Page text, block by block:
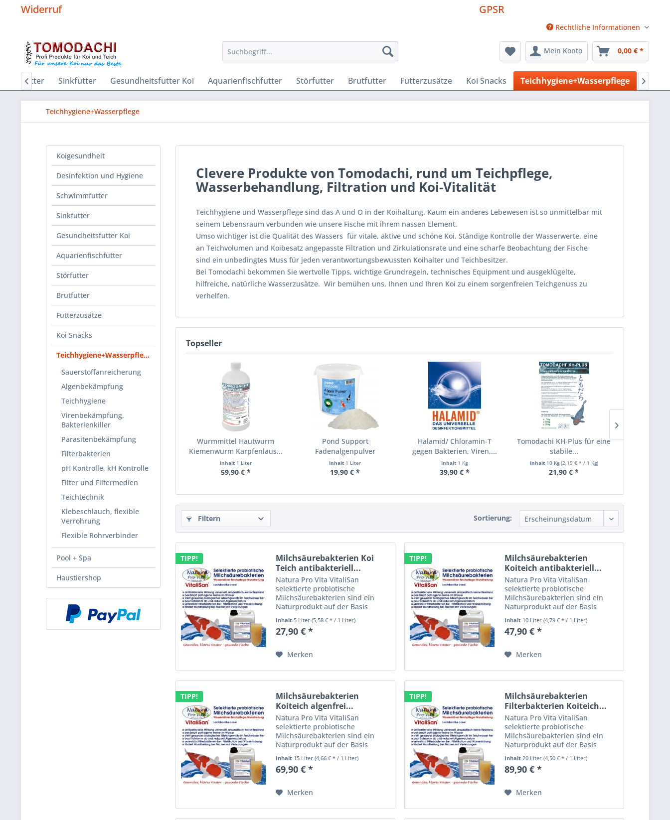
Widerruf GPSR
Rechtliche Informationen
Mein Konto 0,00 € *
Sinkfutter Gesundheitsfutter Koi Aquarienfischfutter Störfutter Brutfutter Futterzusätze Koi Snacks Teichhygiene+Wasserpflege Pool +
 
Teichhygiene+Wasserpflege
Koigesundheit
Desinfektion und Hygiene
Schwimmfutter
Sinkfutter
Gesundheitsfutter Koi
Aquarienfischfutter
Störfutter
Brutfutter
Futterzusätze
Koi Snacks
Teichhygiene+Wasserpflege
Sauerstoffanreicherung
Algenbekämpfung
Teichhygiene
Virenbekämpfung,
Bakterienkiller
Parasitenbekämpfung
Filterbakterien
pH Kontrolle, kH Kontrolle
Filter und Filtermedien
Teichtechnik
Klebeschlauch, flexible
Verrohrung
Flexible Rohrverbinder
Pool + Spa
Haustiershop
Clevere Produkte von Tomodachi, rund um Teichpflege,
Wasserbehandlung, Filtration und Koi-Vitalität
Teichhygiene und Wasserpflege sind das A und O in der Koihaltung. Kaum ein anderes Lebewesen ist so unmittelbar mit
seinem Lebensraum verbunden wie unsere Fische mit ihrem nassen Element.
Umso wichtiger ist die Qualität des Wassers für vitale, aktive und schöne Koi. Ständige Kontrolle der Wasserwerte, eine
an Teichvolumen und Koibesatz angepasste Filtration und Zirkulationsrate und eine scharfe Beobachtung der Fische
sind ein unbedingtes Muss für jeden verantwortungsbewussten Koihalter und Teichbesitzer.
Bei Tomodachi bekommen Sie wertvolle Tipps, wichtige Grundregeln, technisches Equipment und ausgeklügelte,
hilfreiche, natürliche Wasserzusätze. Wir bemühen uns, Ihnen und Ihren Koi zu einem sorgenfreien Teichgenuss zu
verhelfen.
Topseller
Wurmmittel Hautwurm
Kiemenwurm Karpfenlaus...
Inhalt 1 Liter
59,90 € *
Pond Support
Fadenalgenpulver
mineralisch gegen...
Inhalt 1 Liter
19,90 € *
Halamid/ Chloramin-T
gegen Bakterien, Viren,...
Inhalt 1 Kg
39,90 € *
Tomodachi KH-Plus für eine
stabile...
Inhalt 10 Kg(2,19 € * / 1 Kg)
21,90 € *
Filtern Sortierung:
TIPP!
Milchsäurebakterien Koi
Teich antibakteriell...
Natura Pro Vita VitaliSan
selektierte probiotische
Milchsäurebakterien sind ein
Naturprodukt auf der Basis
enzymatisch gesteuerter
heterofermentativer
Bakterienkulturen. VitaliSan -
(lactobacillus casei)...
Inhalt5 Liter(5,58 € * / 1 Liter)
27,90 € *
Merken
TIPP!
Milchsäurebakterien
Koiteich antibakteriell...
Natura Pro Vita VitaliSan
selektierte probiotische
Milchsäurebakterien sind ein
Naturprodukt auf der Basis
enzymatisch gesteuerter
heterofermentativer
Bakterienkulturen. VitaliSan -
(lactobacillus casei)...
Inhalt 10 Liter(4,79 € * / 1 Liter)
47,90 € *
Merken
TIPP!
Milchsäurebakterien
Koiteich algenfrei...
Natura Pro Vita VitaliSan
selektierte probiotische
Milchsäurebakterien sind ein
Naturprodukt auf der Basis
heterofermentativer
Bakterienkulturen. VitaliSan -
(lactobacillus casei)...
Inhalt 15 Liter(4,66 € * / 1 Liter)
69,90 € *
Merken
TIPP!
Milchsäurebakterien
Filterbakterien Koiteich...
Natura Pro Vita VitaliSan
selektierte probiotische
Milchsäurebakterien sind ein
Naturprodukt auf der Basis
heterofermentativer
Bakterienkulturen. VitaliSan -
(lactobacillus casei)...
Inhalt 20 Liter(4,50 € * / 1 Liter)
89,90 € *
Merken